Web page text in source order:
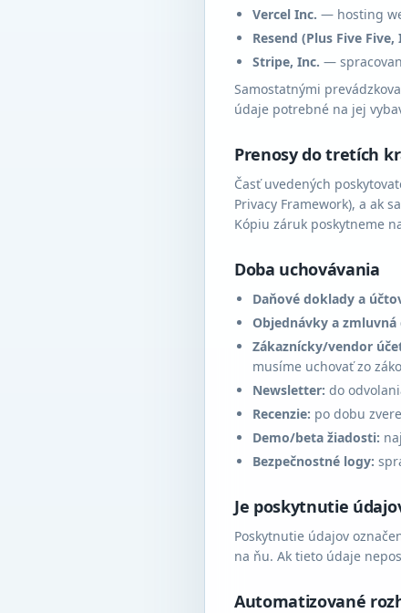
Vercel Inc. — hosting
Resend (Plus Five Five,
Stripe, Inc. —
Samostatnými
údaje potrebné na jej
Prenosy do tretích
Časť uvedených
Privacy Framework), a ak
Kópiu záruk poskytneme
Doba uchovávania
Daňové doklady a
Objednávky a
Zákaznícky/vendor
musíme uchovať zo
Newsletter: do
Recenzie: po dobu
Demo/beta žiadosti:
Bezpečnostné logy:
Je poskytnutie
Poskytnutie údajov
na ňu. Ak tieto údaje
Automatizované